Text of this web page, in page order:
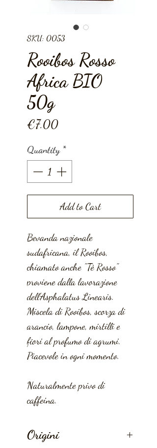
SKU: 0053
Rooibos Rosso
Africa BIO
50g
€7.00Price
Quantity *
Add to Cart
Bevanda nazionale
sudafricana, il Rooibos,
chiamato anche "Tè Rosso"
proviene dalla lavorazione
dell'Asphalatus Linearis.
Miscela di Rooibos, scorza di
arancio, lampone, mirtilli e
fiori al profumo di agrumi.
Piacevole in ogni momento.
Naturalmente privo di
caffeina.
Origini